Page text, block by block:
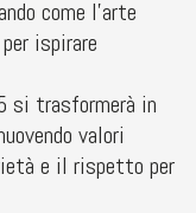
come l’arte
ispirare
si trasformerà in
valori
e il rispetto per